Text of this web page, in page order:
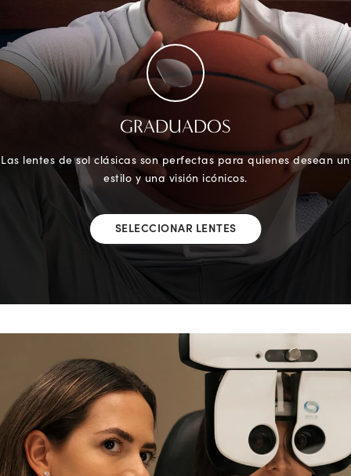
GRADUADOS
Las lentes de sol clásicas son perfectas para quienes desean un
estilo y una visión icónicos.
SELECCIONAR LENTES